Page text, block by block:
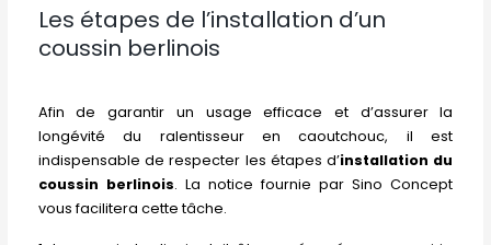
Les étapes de l’installation d’un
coussin berlinois
Afin de garantir un usage efficace et d’assurer la
longévité du ralentisseur en caoutchouc, il est
indispensable de respecter les étapes d’installation du
coussin berlinois. La notice fournie par Sino Concept
vous facilitera cette tâche.